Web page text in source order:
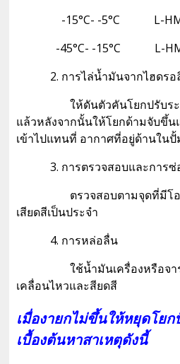
-15°C- -5°C L-HM46
-45°C- -15°C L-HM33
2. การไล่น้ำมันจากไฮดรอลิ
ให้ดันตัวคันโยกปรับระดับ
แล้วหลังจากนั้นให้โยกด้ามจับขึ้
เข้าไปแทนที่ อากาศที่อยู่ด้านในปั้
3. การตรวจสอบและการซ่อ
ตรวจสอบตามจุดที่มีโอกา
เสียดสีเป็นประจำ
4. การหล่อลื่น
ใช้น้ำมันเครื่องหรือจาระ
เคลื่อนไหวและสียดสี
เมื่องายกไม่ขึ้นให้หยุดโย
เบื้องต้นหาสาเหตุดังนี้